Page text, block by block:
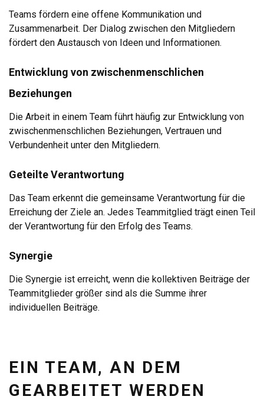
Teams fördern eine offene Kommunikation und
Zusammenarbeit. Der Dialog zwischen den Mitgliedern
fördert den Austausch von Ideen und Informationen.
Entwicklung von zwischenmenschlichen
Beziehungen
Die Arbeit in einem Team führt häufig zur Entwicklung von
zwischenmenschlichen Beziehungen, Vertrauen und
Verbundenheit unter den Mitgliedern.
Geteilte Verantwortung
Das Team erkennt die gemeinsame Verantwortung für die
Erreichung der Ziele an. Jedes Teammitglied trägt einen Teil
der Verantwortung für den Erfolg des Teams.
Synergie
Die Synergie ist erreicht, wenn die kollektiven Beiträge der
Teammitglieder größer sind als die Summe ihrer
individuellen Beiträge.
EIN TEAM, AN DEM
GEARBEITET WERDEN